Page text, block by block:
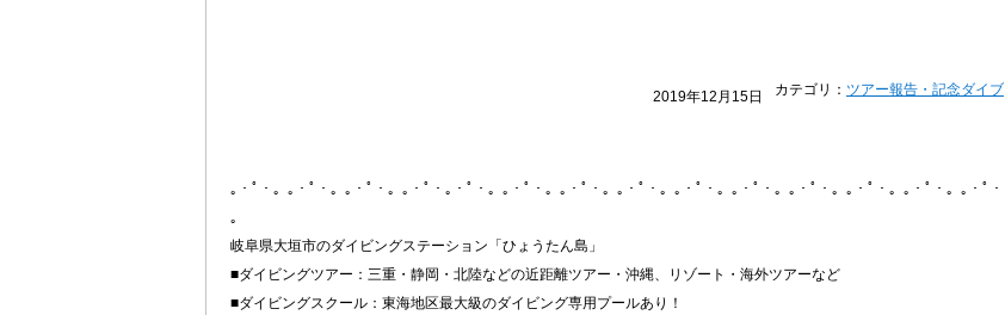
カテゴリ： ツアー報告・記念ダイブ
2019年12月15日
｡・ﾟ・。｡・ﾟ・。｡・ﾟ・。｡・ﾟ・｡・ﾟ・。｡・ﾟ・。｡・ﾟ・。｡・ﾟ・。｡・ﾟ・。｡・ﾟ・。｡・ﾟ・。｡・ﾟ・。｡・ﾟ・。｡・ﾟ・
。
岐阜県大垣市のダイビングステーション「ひょうたん島」
■ダイビングツアー：三重・静岡・北陸などの近距離ツアー・沖縄、リゾート・海外ツアーなど
■ダイビングスクール：東海地区最大級のダイビング専用プールあり！